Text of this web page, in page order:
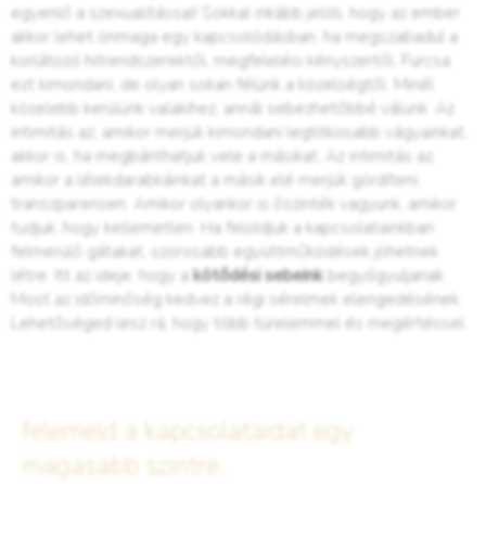
egyenlő a szexualitással! Sokkal inkább jelöli, hogy az ember
akkor lehet önmaga egy kapcsolódásban, ha megszabadul a
korlátozó hitrendszerektől, megfelelési kényszertől. Furcsa
ezt kimondani, de olyan sokan félünk a közelségtől. Minél
közelebb kerülünk valakihez, annál sebezhetőbbé válunk. Az
intimitás az, amikor merjük kimondani legtitkosabb vágyainkat,
akkor is, ha megbánthatjuk vele a másikat. Az intimitás az,
amikor a lélekdarabkáinkat a másik elé merjük gördíteni,
transzparensen. Amikor olyankor is őszinték vagyunk, amikor
tudjuk, hogy kellemetlen. Ha feloldjuk a kapcsolatainkban
felmerülő gátakat, szorosabb együttműködések jöhetnek
létre. Itt az ideje, hogy a kötődési sebeink begyógyuljanak.
Most az időminőség kedvez a régi sérelmek elengedésének.
Lehetőséged lesz rá, hogy több türelemmel és megértéssel
felemeld a kapcsolataidat egy
magasabb szintre.